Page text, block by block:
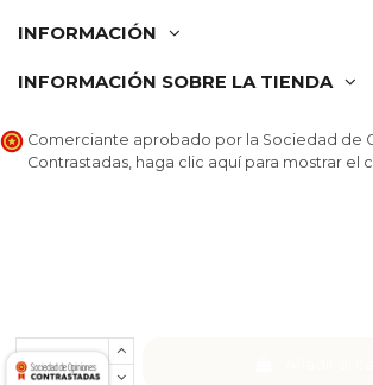
INFORMACIÓN
INFORMACIÓN SOBRE LA TIENDA
Comerciante aprobado por la Sociedad de
Contrastadas, haga clic aquí para mostrar el